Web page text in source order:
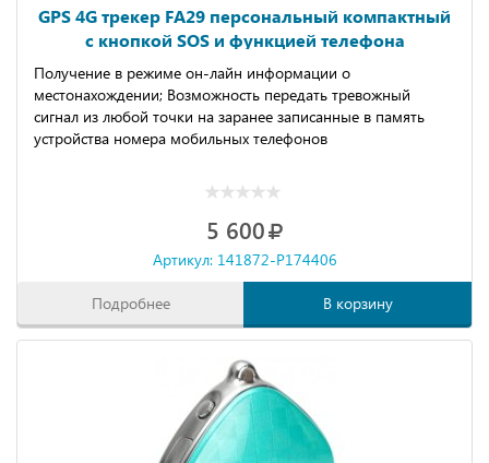
GPS 4G трекер FA29 персональный компактный
с кнопкой SOS и функцией телефона
Получение в режиме он-лайн информации о
местонахождении; Возможность передать тревожный
сигнал из любой точки на заранее записанные в память
устройства номера мобильных телефонов
5 600
Артикул: 141872-P174406
Подробнее В корзину